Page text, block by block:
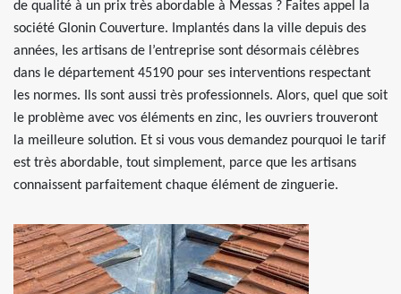
de qualité à un prix très abordable à Messas ? Faites appel la
société Glonin Couverture. Implantés dans la ville depuis des
années, les artisans de l’entreprise sont désormais célèbres
dans le département 45190 pour ses interventions respectant
les normes. Ils sont aussi très professionnels. Alors, quel que soit
le problème avec vos éléments en zinc, les ouvriers trouveront
la meilleure solution. Et si vous vous demandez pourquoi le tarif
est très abordable, tout simplement, parce que les artisans
connaissent parfaitement chaque élément de zinguerie.